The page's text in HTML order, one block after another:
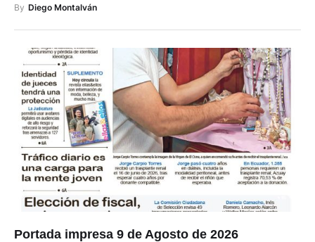
By Diego Montalván
Portada impresa 9 de Agosto de 2026